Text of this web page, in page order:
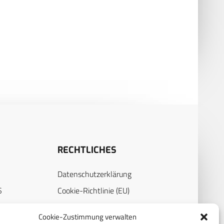
Cookie-Zustimmung verwalten
RECHTLICHES
Datenschutzerklärung
Cookie-Richtlinie (EU)